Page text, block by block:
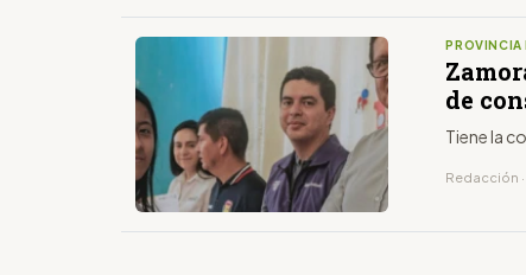
PROVINCIA
de
Tiene la
Redacción